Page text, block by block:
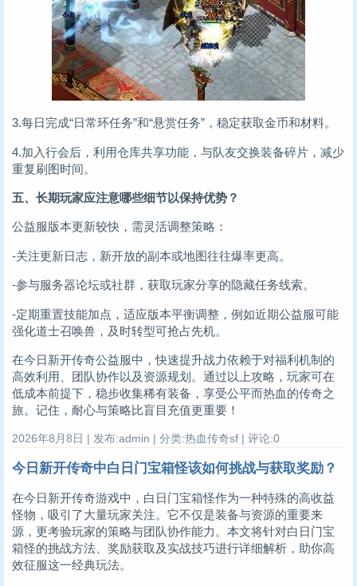
3.每日完成“日常环任务”和“悬赏任务”，稳定获取金币和材料。
4.加入行会后，利用仓库共享功能，与队友交换装备碎片，减少
重复刷图时间。
五、长期玩家应注意哪些细节以保持优势？
公益服版本更新较快，需灵活调整策略：
-关注更新日志，新开放的副本或地图往往爆率更高。
-参与服务器论坛或社群，获取玩家分享的隐藏任务线索。
-定期重置技能加点，适应版本平衡调整，例如近期公益服可能
强化道士召唤兽，及时转型可抢占先机。
在今日新开传奇公益服中，快速提升战力依赖于对福利机制的
高效利用、团队协作以及资源规划。通过以上攻略，玩家可在
低成本前提下，稳步收集稀有装备，享受公平而热血的传奇之
旅。记住，耐心与策略比盲目充值更重要！
2026年8月8日 | 发布:admin | 分类:热血传奇sf | 评论:0
今日新开传奇中白日门宝箱怪该如何挑战与获取奖励？
在今日新开传奇游戏中，白日门宝箱怪作为一种特殊的高收益
怪物，吸引了大量玩家关注。它不仅是装备与资源的重要来
源，更考验玩家的策略与团队协作能力。本文将针对白日门宝
箱怪的挑战方法、奖励获取及实战技巧进行详细解析，助你高
效征服这一经典玩法。